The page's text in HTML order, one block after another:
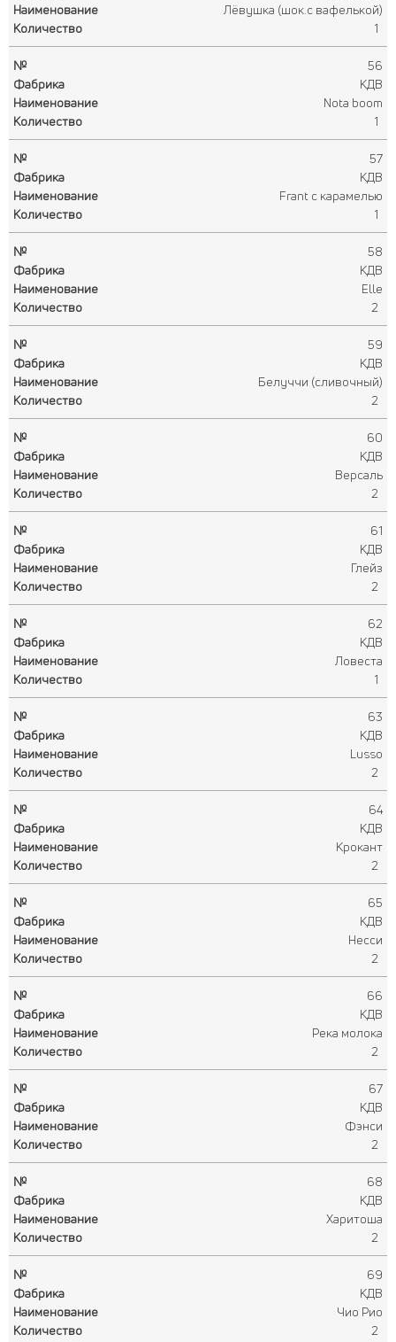
Лёвушка (шок.с вафелькой)
1
56
КДВ
Nota boom
1
57
КДВ
Frant с карамелью
1
58
КДВ
Elle
2
59
КДВ
Белуччи (сливочный)
2
60
КДВ
Версаль
2
61
КДВ
Глейз
2
62
КДВ
Ловеста
1
63
КДВ
Lusso
2
64
КДВ
Крокант
2
65
КДВ
Несси
2
66
КДВ
Река молока
2
67
КДВ
Фэнси
2
68
КДВ
Харитоша
2
69
КДВ
Чио Рио
2